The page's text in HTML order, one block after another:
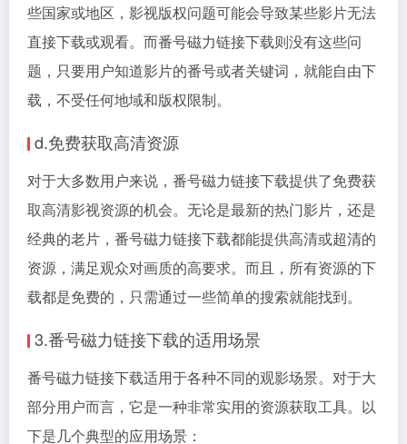
些国家或地区，影视版权问题可能会导致某些影片无法
直接下载或观看。而番号磁力链接下载则没有这些问
题，只要用户知道影片的番号或者关键词，就能自由下
载，不受任何地域和版权限制。
d.免费获取高清资源
对于大多数用户来说，番号磁力链接下载提供了免费获
取高清影视资源的机会。无论是最新的热门影片，还是
经典的老片，番号磁力链接下载都能提供高清或超清的
资源，满足观众对画质的高要求。而且，所有资源的下
载都是免费的，只需通过一些简单的搜索就能找到。
3.番号磁力链接下载的适用场景
番号磁力链接下载适用于各种不同的观影场景。对于大
部分用户而言，它是一种非常实用的资源获取工具。以
下是几个典型的应用场景：